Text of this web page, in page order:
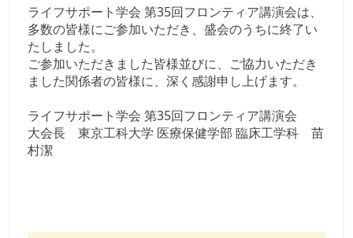
ライフサポート学会 第35回フロンティア講演会は、
多数の皆様にご参加いただき、盛会のうちに終了い
たしました。
ご参加いただきました皆様並びに、ご協力いただき
ました関係者の皆様に、深く感謝申し上げます。
ライフサポート学会 第35回フロンティア講演会
大会長 東京工科大学 医療保健学部 臨床工学科 苗
村潔